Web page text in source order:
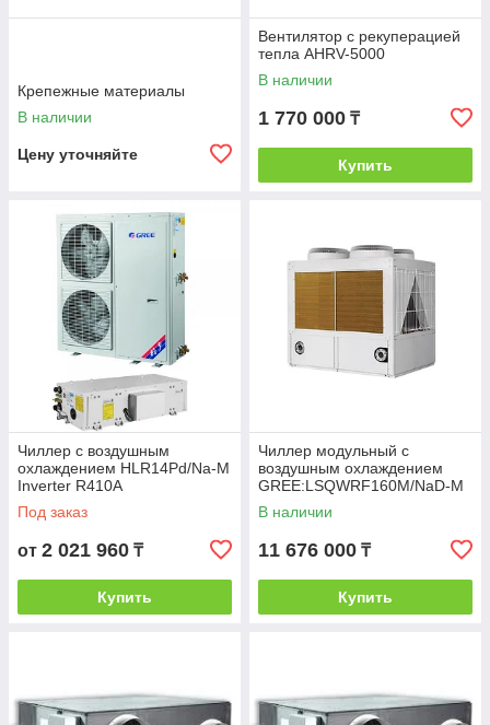
Крепежные материалы
В наличии
Цену уточняйте
Вентилятор с рекуперацией
тепла AHRV-5000
В наличии
1 770 000 ₸
Купить
Чиллер с воздушным
охлаждением HLR14Pd/Na-M
Inverter R410A
Под заказ
от 2 021 960 ₸
Купить
Чиллер модульный с
воздушным охлаждением
GREE:LSQWRF160M/NaD-M
В наличии
11 676 000 ₸
Купить